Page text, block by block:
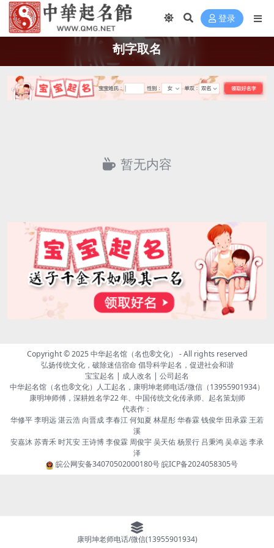
登录
剞字取名
暂无内容
Copyright © 2025中华起名馆（名也®文化） - All rights reserved
弘扬传统文化，破除迷信宿命 倡导科学起名，促进社会和谐
宝宝起名 | 成人改名 | 公司起名
中华起名馆（名也®文化）人工起名，康明坤老师电话/微信（13955901934）
康明坤师傅，深耕姓名学22 年、中国传统文化传承师、起名策划师
代表作：
华修平 李明远 湛云浩 向晋成 李春江 何知夏 林星彤 华春霖 钱俊华 田承霖 王若
溪
安嘉沐 苏青禾 时芃安 王诗博 李俊霖 周俊宇 吴天佑 杨景行 吕秉鸿 吴卓远 李承
泽
皖公网安备34070502000180号皖ICP备2024058305号
康明坤老师电话/微信(13955901934)